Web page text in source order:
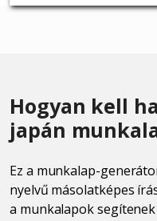
Hogyan kell
japán
Ez a munkalap-
nyelvű másolatképes
a munkalapok